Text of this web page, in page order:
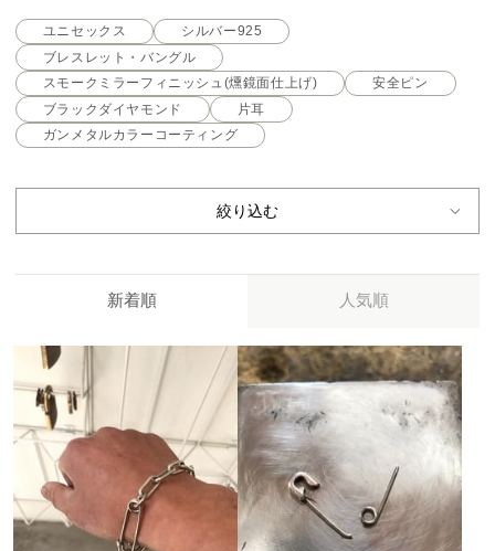
ユニセックス
シルバー925
ブレスレット・バングル
スモークミラーフィニッシュ(燻鏡面仕上げ)
安全ピン
ブラックダイヤモンド
片耳
ガンメタルカラーコーティング
絞り込む
新着順 人気順